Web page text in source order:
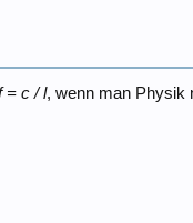
= c / l, wenn man Physik